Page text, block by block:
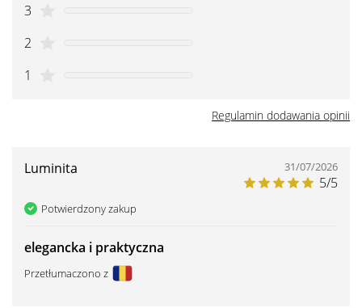
3
2
1
Regulamin dodawania opinii
Luminita 31/07/2026
5/5
Potwierdzony zakup
elegancka i praktyczna
Przetłumaczono z